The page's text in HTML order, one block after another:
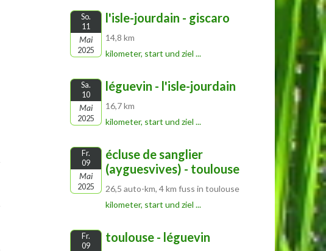
So.
11
Mai
2025
l'isle-jourdain - giscaro
14,8 km
kilometer, start und ziel ...
Sa.
10
Mai
2025
léguevin - l'isle-jourdain
16,7 km
kilometer, start und ziel ...
Fr.
09
Mai
2025
écluse de sanglier
(ayguesvives) - toulouse
26,5 auto-km, 4 km fuss in toulouse
kilometer, start und ziel ...
Fr.
09
toulouse - léguevin